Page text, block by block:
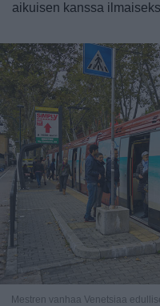
aikuisen kanssa
Mestren vanhaa Venetsiaa